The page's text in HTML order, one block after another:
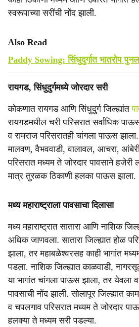
स्वरूपाच्या सरींची नोंद झाली.
Also Read
Paddy Sowing: सिंधुदुर्गात भातरोप
रायगड, सिंधुदुर्गमध्ये जोरदार सरी
कोकणात रायगड आणि सिंधुदुर्ग जिल्ह्यांत
रायगडमधील चरी परिसरात सर्वाधिक
व रामराज परिसरातही चांगला पाऊस झाला.
मालवण, वैभववाडी, वालावल, आचरा,
परिसरात मध्यम ते जोरदार पावसाने हजेरी
मात्र तुरळक ठिकाणी हलका पाऊस झाला.
मध्य महाराष्ट्राला पावसाचा दिलासा
मध्य महाराष्ट्रात सातारा आणि नाशिक
अधिक जाणवला. सातारा जिल्ह्यात होळ
झाला, तर महाबळेश्वरसह काही भागांत
पडला. नाशिक जिल्ह्यात काळवाडी,
या भागांत चांगला पाऊस झाला, तर येवला
पावसाची नोंद झाली. सोलापूर जिल्ह्यात
व चपलगाव परिसरात मध्यम ते जोरदार
हलक्या ते मध्यम सरी पडल्या.